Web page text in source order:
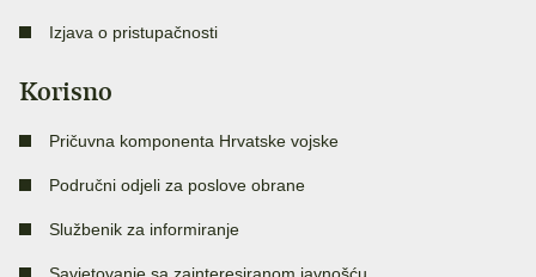
Izjava o pristupačnosti
Korisno
Pričuvna komponenta Hrvatske vojske
Područni odjeli za poslove obrane
Službenik za informiranje